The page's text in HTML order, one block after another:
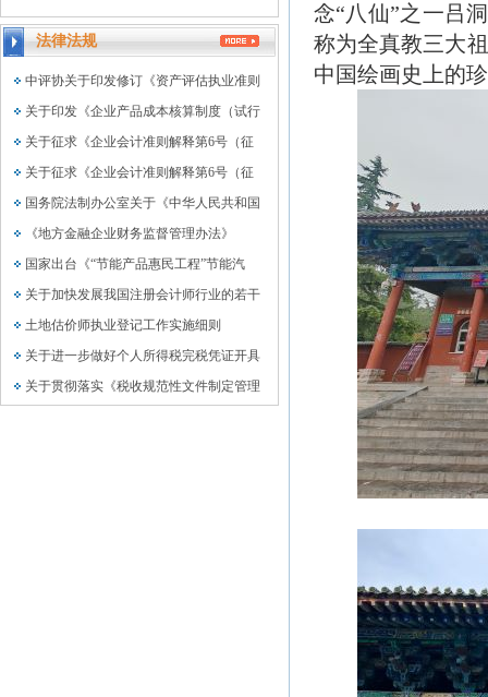
法律法规
中评协关于印发修订《资产评估执业准则
关于印发《企业产品成本核算制度（试行
关于征求《企业会计准则解释第6号（征
关于征求《企业会计准则解释第6号（征
国务院法制办公室关于《中华人民共和国
《地方金融企业财务监督管理办法》
国家出台《“节能产品惠民工程”节能汽
关于加快发展我国注册会计师行业的若干
土地估价师执业登记工作实施细则
关于进一步做好个人所得税完税凭证开具
关于贯彻落实《税收规范性文件制定管理
念“八仙”之一吕
称为全真教三大
中国绘画史上的